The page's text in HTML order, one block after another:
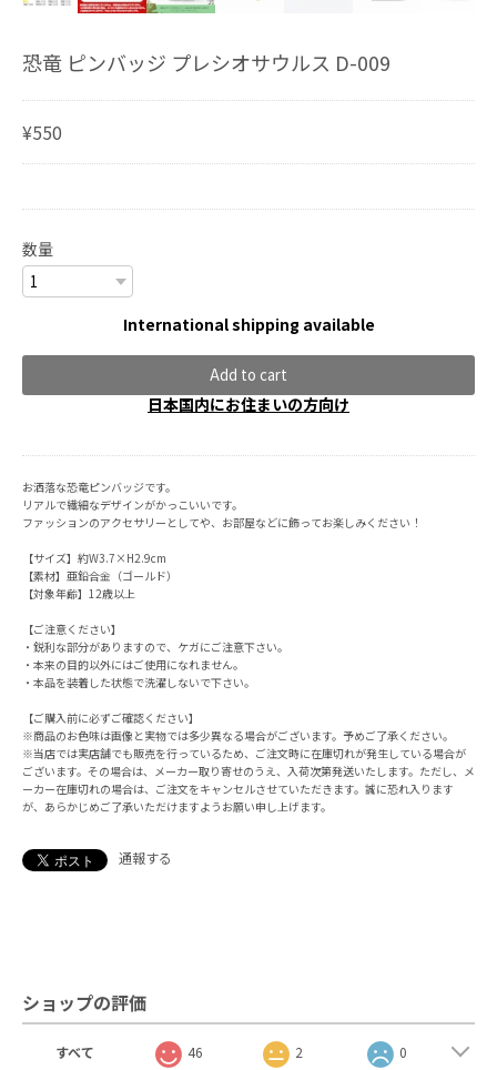
恐竜 ピンバッジ プレシオサウルス D-009
¥550
数量
International shipping available
Add to cart
日本国内にお住まいの方向け
お洒落な恐竜ピンバッジです。
リアルで繊細なデザインがかっこいいです。
ファッションのアクセサリーとしてや、お部屋などに飾ってお楽しみください！
【サイズ】約W3.7×H2.9cm
【素材】亜鉛合金（ゴールド）
【対象年齢】12歳以上
【ご注意ください】
・鋭利な部分がありますので、ケガにご注意下さい。
・本来の目的以外にはご使用になれません。
・本品を装着した状態で洗濯しないで下さい。
【ご購入前に必ずご確認ください】
※商品のお色味は画像と実物では多少異なる場合がございます。予めご了承ください。
※当店では実店舗でも販売を行っているため、ご注文時に在庫切れが発生している場合が
ございます。その場合は、メーカー取り寄せのうえ、入荷次第発送いたします。ただし、メ
ーカー在庫切れの場合は、ご注文をキャンセルさせていただきます。誠に恐れ入ります
が、あらかじめご了承いただけますようお願い申し上げます。
通報する
ショップの評価
すべて 46 2 0